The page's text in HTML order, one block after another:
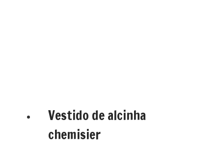
Vestido de alcinha
chemisier